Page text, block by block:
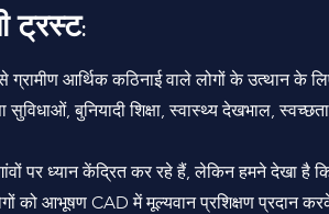
ट्रस्ट:
ग्रामीण आर्थिक कठिनाई वाले लोगों के उत्थान के
बुनियादी शिक्षा, स्वास्थ्य देखभाल,
पर ध्यान केंद्रित कर रहे हैं, लेकिन हमने देखा है
को आभूषण CAD में मूल्यवान प्रशिक्षण प्रदान